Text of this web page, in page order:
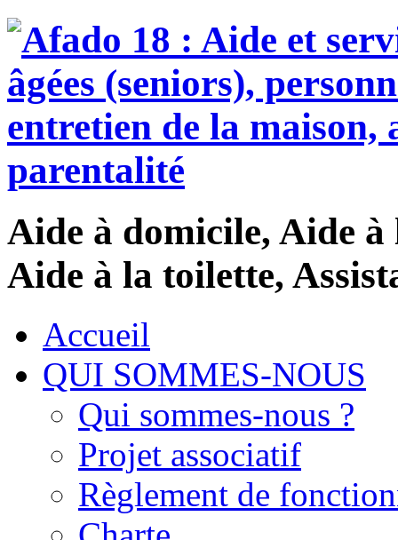
Aide à domicile, Aide
Aide à la toilette,
Accueil
QUI SOMMES-NOUS
Qui sommes-nous ?
Projet associatif
Règlement de